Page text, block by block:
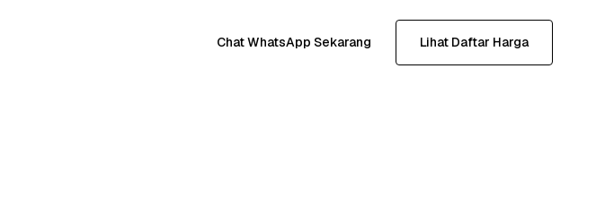
Chat WhatsApp Sekarang Lihat Daftar Harga